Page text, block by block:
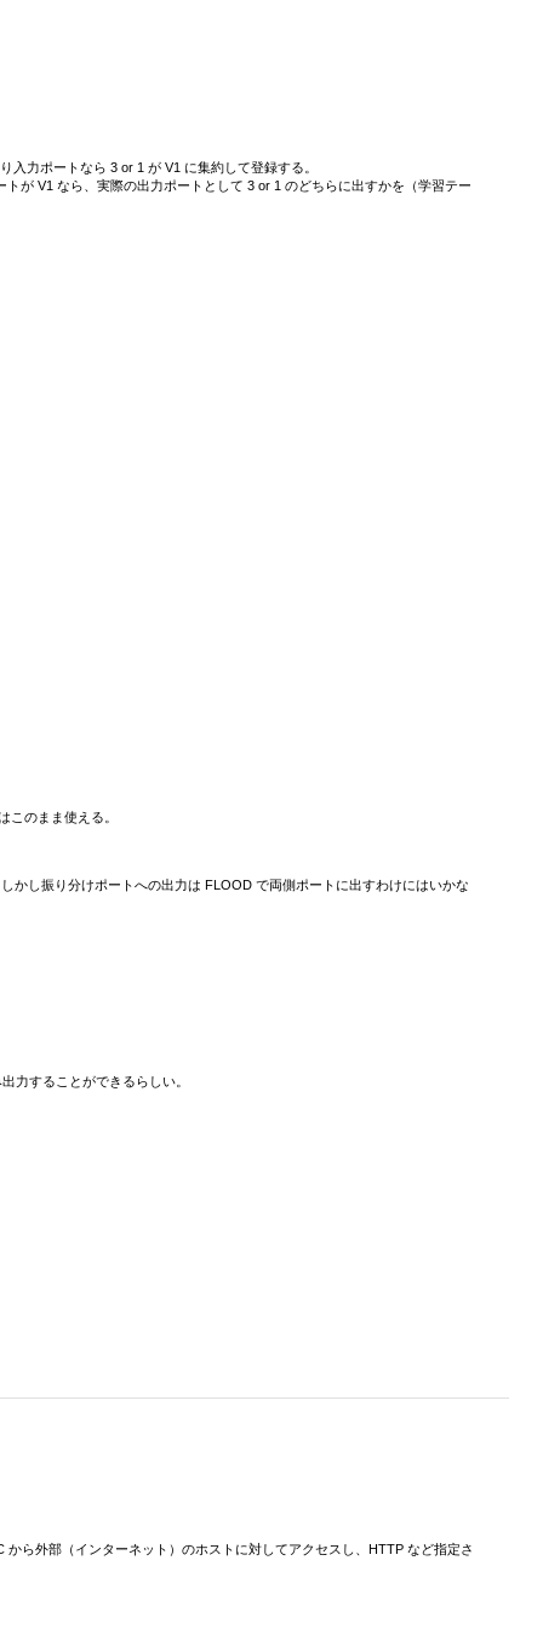
力ポートなら 3 or 1 が V1 に集約して登録する。
が V1 なら、実際の出力ポートとして 3 or 1 のどちらに出すかを（学習テー
このまま使える。
かし振り分けポートへの出力は FLOOD で両側ポートに出すわけにはいかな
力することができるらしい。
ら外部（インターネット）のホストに対してアクセスし、HTTP など指定さ